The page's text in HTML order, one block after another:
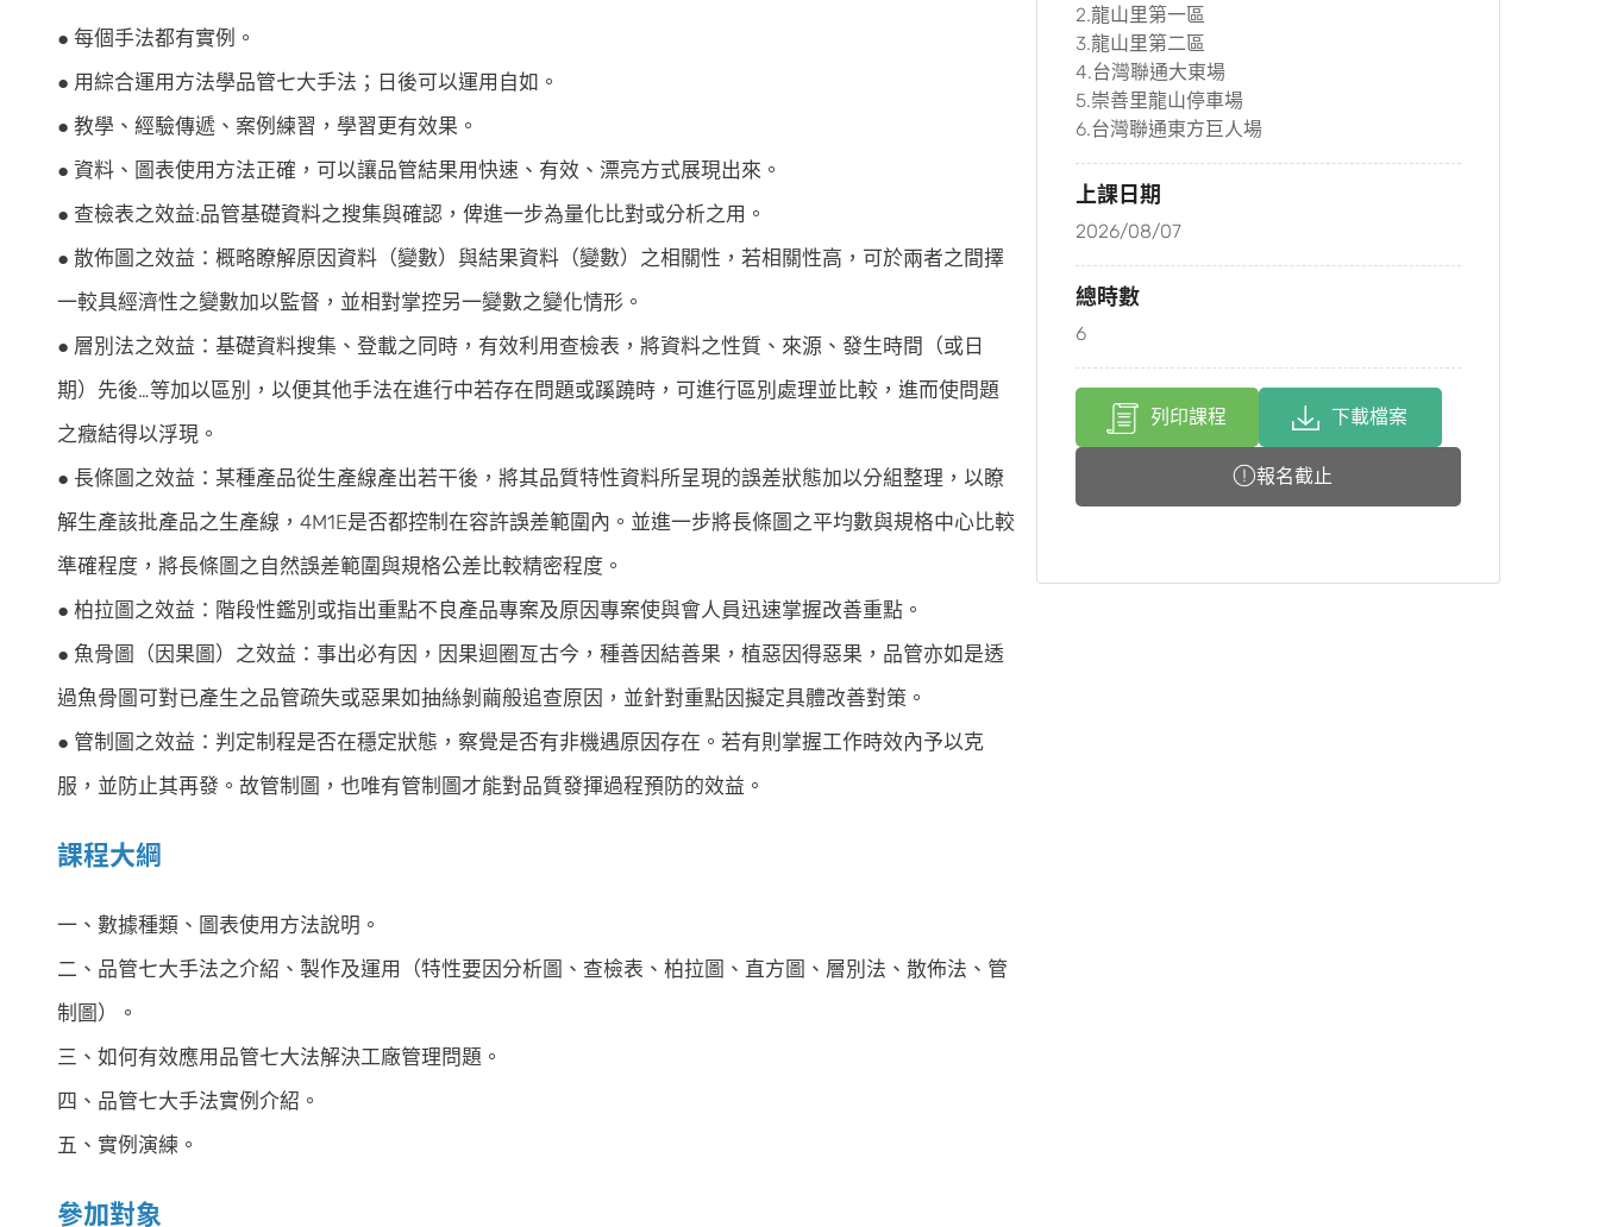
● 每個手法都有實例。
● 用綜合運用方法學品管七大手法；日後可以運用自如。
● 教學、經驗傳遞、案例練習，學習更有效果。
● 資料、圖表使用方法正確，可以讓品管結果用快速、有效、漂亮方式展現出來。
● 查檢表之效益:品管基礎資料之搜集與確認，俾進一步為量化比對或分析之用。
● 散佈圖之效益：概略瞭解原因資料（變數）與結果資料（變數）之相關性，若相關性高，可於兩者之間擇
一較具經濟性之變數加以監督，並相對掌控另一變數之變化情形。
● 層別法之效益：基礎資料搜集、登載之同時，有效利用查檢表，將資料之性質、來源、發生時間（或日
期）先後…等加以區別，以便其他手法在進行中若存在問題或蹊蹺時，可進行區別處理並比較，進而使問題
之癥結得以浮現。
● 長條圖之效益：某種產品從生產線產出若干後，將其品質特性資料所呈現的誤差狀態加以分組整理，以瞭
解生產該批產品之生產線，4M1E是否都控制在容許誤差範圍內。並進一步將長條圖之平均數與規格中心比較
準確程度，將長條圖之自然誤差範圍與規格公差比較精密程度。
● 柏拉圖之效益：階段性鑑別或指出重點不良產品專案及原因專案使與會人員迅速掌握改善重點。
● 魚骨圖（因果圖）之效益：事出必有因，因果迴圈亙古今，種善因結善果，植惡因得惡果，品管亦如是透
過魚骨圖可對已產生之品管疏失或惡果如抽絲剝繭般追查原因，並針對重點因擬定具體改善對策。
● 管制圖之效益：判定制程是否在穩定狀態，察覺是否有非機遇原因存在。若有則掌握工作時效內予以克
服，並防止其再發。故管制圖，也唯有管制圖才能對品質發揮過程預防的效益。
課程大綱
一、數據種類、圖表使用方法說明。
二、品管七大手法之介紹、製作及運用（特性要因分析圖、查檢表、柏拉圖、直方圖、層別法、散佈法、管
制圖）。
三、如何有效應用品管七大法解決工廠管理問題。
四、品管七大手法實例介紹。
五、實例演練。
參加對象
2.龍山里第一區
3.龍山里第二區
4.台灣聯通大東場
5.崇善里龍山停車場
6.台灣聯通東方巨人場
上課日期
2026/08/07
總時數
6
列印課程 下載檔案
報名截止